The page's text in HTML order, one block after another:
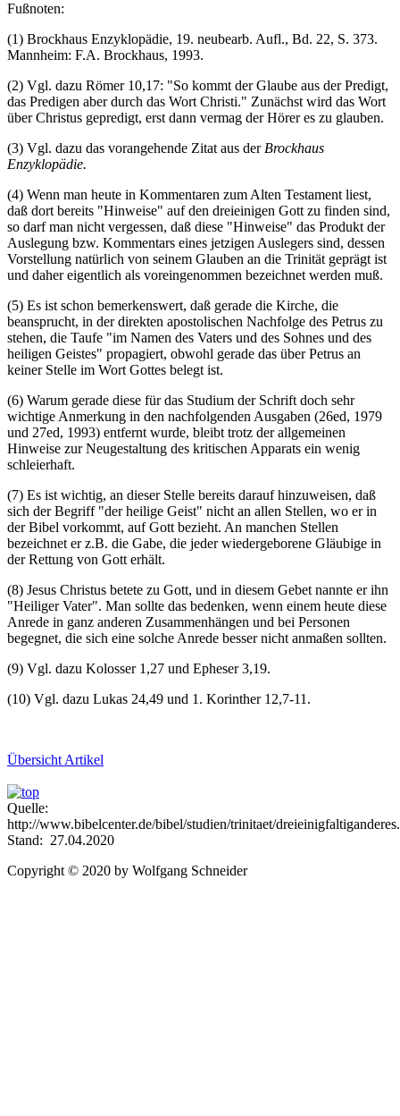
Fußnoten:
(1) Brockhaus Enzyklopädie, 19. neubearb. Aufl., Bd. 22, S. 373.
Mannheim: F.A. Brockhaus, 1993.
(2) Vgl. dazu Römer 10,17: "So kommt der Glaube aus der Predigt,
das Predigen aber durch das Wort Christi." Zunächst wird das Wort
über Christus gepredigt, erst dann vermag der Hörer es zu glauben.
(3) Vgl. dazu das vorangehende Zitat aus der Brockhaus
Enzyklopädie.
(4) Wenn man heute in Kommentaren zum Alten Testament liest,
daß dort bereits "Hinweise" auf den dreieinigen Gott zu finden sind,
so darf man nicht vergessen, daß diese "Hinweise" das Produkt der
Auslegung bzw. Kommentars eines jetzigen Auslegers sind, dessen
Vorstellung natürlich von seinem Glauben an die Trinität geprägt ist
und daher eigentlich als voreingenommen bezeichnet werden muß.
(5) Es ist schon bemerkenswert, daß gerade die Kirche, die
beansprucht, in der direkten apostolischen Nachfolge des Petrus zu
stehen, die Taufe "im Namen des Vaters und des Sohnes und des
heiligen Geistes" propagiert, obwohl gerade das über Petrus an
keiner Stelle im Wort Gottes belegt ist.
(6) Warum gerade diese für das Studium der Schrift doch sehr
wichtige Anmerkung in den nachfolgenden Ausgaben (26ed, 1979
und 27ed, 1993) entfernt wurde, bleibt trotz der allgemeinen
Hinweise zur Neugestaltung des kritischen Apparats ein wenig
schleierhaft.
(7) Es ist wichtig, an dieser Stelle bereits darauf hinzuweisen, daß
sich der Begriff "der heilige Geist" nicht an allen Stellen, wo er in
der Bibel vorkommt, auf Gott bezieht. An manchen Stellen
bezeichnet er z.B. die Gabe, die jeder wiedergeborene Gläubige in
der Rettung von Gott erhält.
(8) Jesus Christus betete zu Gott, und in diesem Gebet nannte er ihn
"Heiliger Vater". Man sollte das bedenken, wenn einem heute diese
Anrede in ganz anderen Zusammenhängen und bei Personen
begegnet, die sich eine solche Anrede besser nicht anmaßen sollten.
(9) Vgl. dazu Kolosser 1,27 und Epheser 3,19.
(10) Vgl. dazu Lukas 24,49 und 1. Korinther 12,7-11.
Übersicht Artikel
Quelle:
http://www.bibelcenter.de/bibel/studien/trinitaet/
Stand: 27.04.2020
Copyright © 2020 by Wolfgang Schneider